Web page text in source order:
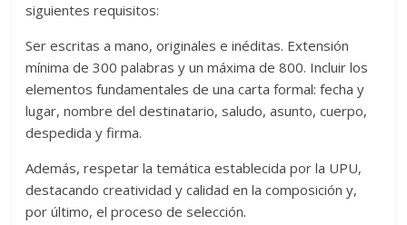
siguientes requisitos:
Ser escritas a mano, originales e inéditas. Extensión
mínima de 300 palabras y un máxima de 800. Incluir los
elementos fundamentales de una carta formal: fecha y
lugar, nombre del destinatario, saludo, asunto, cuerpo,
despedida y firma.
Además, respetar la temática establecida por la UPU,
destacando creatividad y calidad en la composición y,
por último, el proceso de selección.